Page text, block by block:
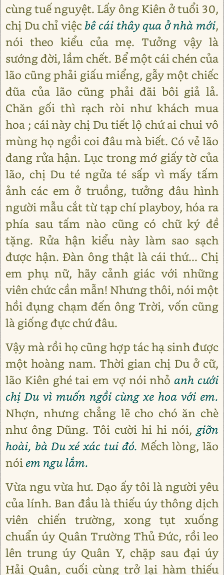
cùng tuế nguyệt. Lấy ông Kiên ở tuổi 30,
chị Du chỉ việcbê cái thây qua ở nhà mới,
nói theo kiểu của mẹ. Tưởng vậy là
sướng đời, lầm chết. Bể một cái chén của
lão cũng phải giấu miểng, gẫy một chiếc
đũa của lão cũng phải đãi bôi giả lả.
Chăn gối thì rạch ròi như khách mua
hoa ; cái này chị Du tiết lộ chứ ai chui vô
mùng họ ngồi coi đâu mà biết. Có vẻ lão
đang rửa hận. Lục trong mớ giấy tờ của
lão, chị Du té ngửa té sấp vì mấy tấm
ảnh các em ở truồng, tưởng đâu hình
người mẫu cắt từ tạp chí playboy, hóa ra
phía sau tấm nào cũng có chữ ký đề
tặng. Rửa hận kiểu này làm sao sạch
được hận. Đàn ông thật là cái thứ... Chị
em phụ nữ, hãy cảnh giác với những
viên chức cần mẫn! Nhưng thôi, nói một
hồi đụng chạm đến ông Trời, vốn cũng
là giống đực chứ đâu.
Vậy mà rồi họ cũng hợp tác hạ sinh được
một hoàng nam. Thời gian chị Du ở cữ,
lão Kiên ghé tai em vợ nói nhỏ anh cưới
chị Du vì muốn ngồi cùng xe hoa với em.
Nhợn, nhưng chẳng lẽ cho chó ăn chè
như ông Dũng. Tôi cười hi hi nói,giỡn
hoài, bà Du xé xác tui đó. Mếch lòng, lão
nói em ngu lắm.
Vừa ngu vừa hư. Dạo ấy tôi là người yêu
của lính. Ban đầu là thiếu úy thông dịch
viên chiến trường, xong tụt xuống
chuẩn úy Quân Trường Thủ Đức, rồi leo
lên trung úy Quân Y, chặp sau đại úy
Hải Quân, cuối cùng trở lại hàm thiếu